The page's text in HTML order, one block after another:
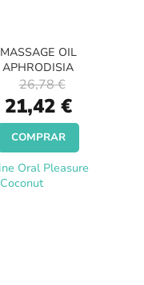
MASSAGE OIL
APHRODISIA
Special
Price
21,42 €
26,78 €
COMPRAR